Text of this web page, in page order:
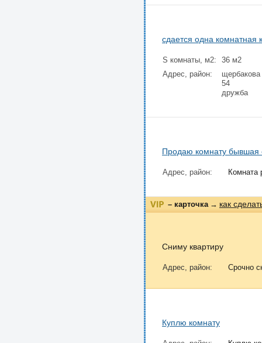
сдается одна комнатная
S комнаты, м2:
36 м2
Адрес, район:
щербакова
54
дружба
Продаю комнату бывшая
Адрес, район: Комната
– карточка → как
Сниму квартиру
Адрес, район: Срочно
Куплю комнату